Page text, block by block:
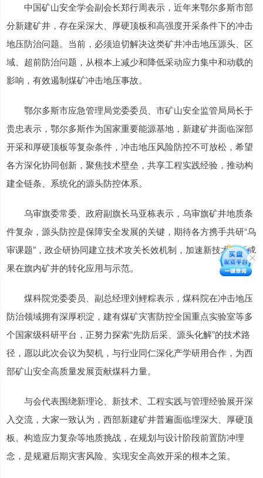
中国矿山安全学会副会长郑行周表示，近年来鄂尔多斯市部
分新建矿井，存在采深大、厚硬顶板和高强度开采条件下的冲击
地压防治问题。当前，必须迫切解决这类矿井冲击地压源头、区
域、超前防治问题，从根本上减少和降低采动应力集中和动载的
影响，有效遏制煤矿冲击地压事故。
鄂尔多斯市应急管理局党委委员、市矿山安全监管局局长于
贵忠表示，鄂尔多斯作为国家重要能源基地，新建矿井面临深部
开采和厚硬顶板等复杂条件，冲击地压风险防控不可放松，希望
各方深化协同创新，聚焦技术壁垒，共享工程实践经验，推动构
建全链条、系统化的源头防控体系。
乌审旗委常委、政府副旗长马亚栋表示，乌审旗矿井地质条
件复杂，源头防控是保障安全发展的关键，期待各方携手共研“乌
审课题”，政企研协同建立技术攻关长效机制，加速新技术、新成
果在旗内矿井的转化应用与示范。
煤科院党委委员、副总经理刘鲤粽表示，煤科院在冲击地压
防治领域拥有深厚积淀，建有煤矿灾害防控全国重点实验室等多
个国家级科研平台，正努力探索“先防后采、源头化解”的技术路
径，愿以此次会议为契机，与行业同仁深化产学研用合作，为西
部矿山安全高质量发展贡献煤科力量。
与会代表围绕新理论、新技术、工程实践与管理经验展开深
入交流，大家一致认为，西部新建矿井普遍面临埋深大、厚硬顶
板、构造应力复杂等地质挑战，在规划与设计阶段前置防冲理
念，是规避后期灾害风险、实现安全高效开采的根本之策。